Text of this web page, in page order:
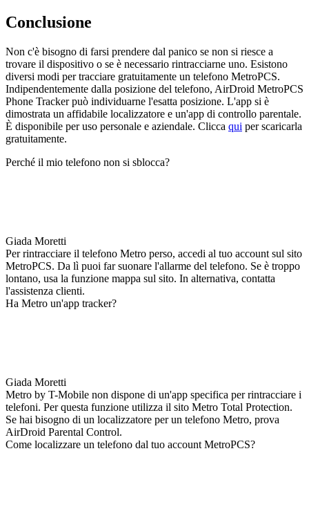
Conclusione
Non c'è bisogno di farsi prendere dal panico se non si riesce a
trovare il dispositivo o se è necessario rintracciarne uno. Esistono
diversi modi per tracciare gratuitamente un telefono MetroPCS.
Indipendentemente dalla posizione del telefono, AirDroid MetroPCS
Phone Tracker può individuarne l'esatta posizione. L'app si è
dimostrata un affidabile localizzatore e un'app di controllo parentale.
È disponibile per uso personale e aziendale. Clicca qui per scaricarla
gratuitamente.
Perché il mio telefono non si sblocca?
Giada Moretti
Per rintracciare il telefono Metro perso, accedi al tuo account sul sito
MetroPCS. Da lì puoi far suonare l'allarme del telefono. Se è troppo
lontano, usa la funzione mappa sul sito. In alternativa, contatta
l'assistenza clienti.
Ha Metro un'app tracker?
Giada Moretti
Metro by T-Mobile non dispone di un'app specifica per rintracciare i
telefoni. Per questa funzione utilizza il sito Metro Total Protection.
Se hai bisogno di un localizzatore per un telefono Metro, prova
AirDroid Parental Control.
Come localizzare un telefono dal tuo account MetroPCS?